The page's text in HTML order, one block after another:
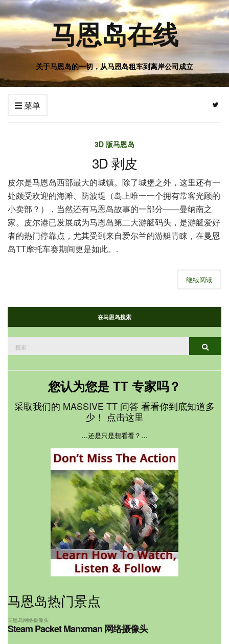
马恩岛在线
关于马恩岛的一切，从马恩岛租车到离岸公司成立
菜单
3D 版马恩岛
3D 剥皮
皮尔是马恩岛西部最大的城镇。除了城堡之外，这里还有一
处颇受欢迎的海滩、防波堤（岛上唯一一个拥有常客光顾的
小卖部？），当然还有马恩岛故事的一部分——曼纳南之
家。皮尔港已发展成为马恩岛第二大游艇码头，是游艇爱好
者的热门停靠点，尤其受到来自爱尔兰的游艇青睐，在曼恩
岛TT摩托车赛期间更是如此。.
继续阅读
在马恩岛搜索
索：
搜索
您认为您是 TT 专家吗？
采取我们的 MASSIVE TT 问答 看看你到底知道多
少！ 点击这里
…还是只是想看看？…
马恩岛热门景点
马恩岛网络摄像头
Steam Packet Manxman 网络摄像头